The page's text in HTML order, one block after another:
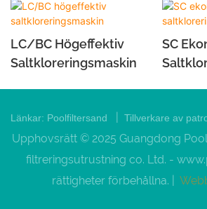
LC/BC Högeffektiv
Saltkloreringsmaskin
SC
Länkar: Poolfiltersand Tillverkare av
Upphovsrätt © 2025 Guangdong
filtreringsutrustning co. Ltd. -
rättigheter förbehållna. |